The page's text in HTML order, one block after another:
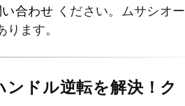
合わせ ください。ムサシオー
ます。
ンドル逆転を解決！ク